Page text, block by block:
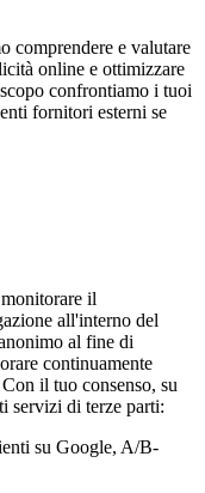
comprendere e valutare
online e ottimizzare
confrontiamo i tuoi
fornitori esterni se
il
all'interno del
al fine di
continuamente
il tuo consenso, su
servizi di terze parti:
su Google, A/B-